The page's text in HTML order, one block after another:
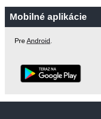
Mobilné aplikácie
PreAndroid